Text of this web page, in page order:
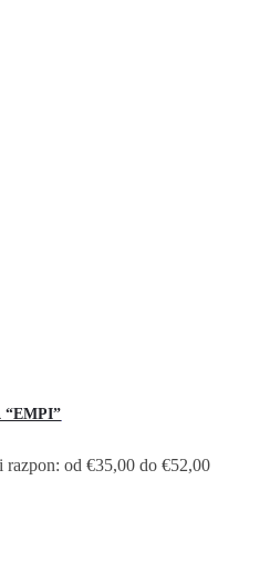
razpon: od €35,00 do €52,00